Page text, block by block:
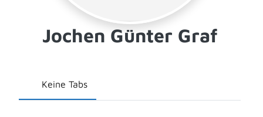
Jochen Günter Graf
Keine Tabs